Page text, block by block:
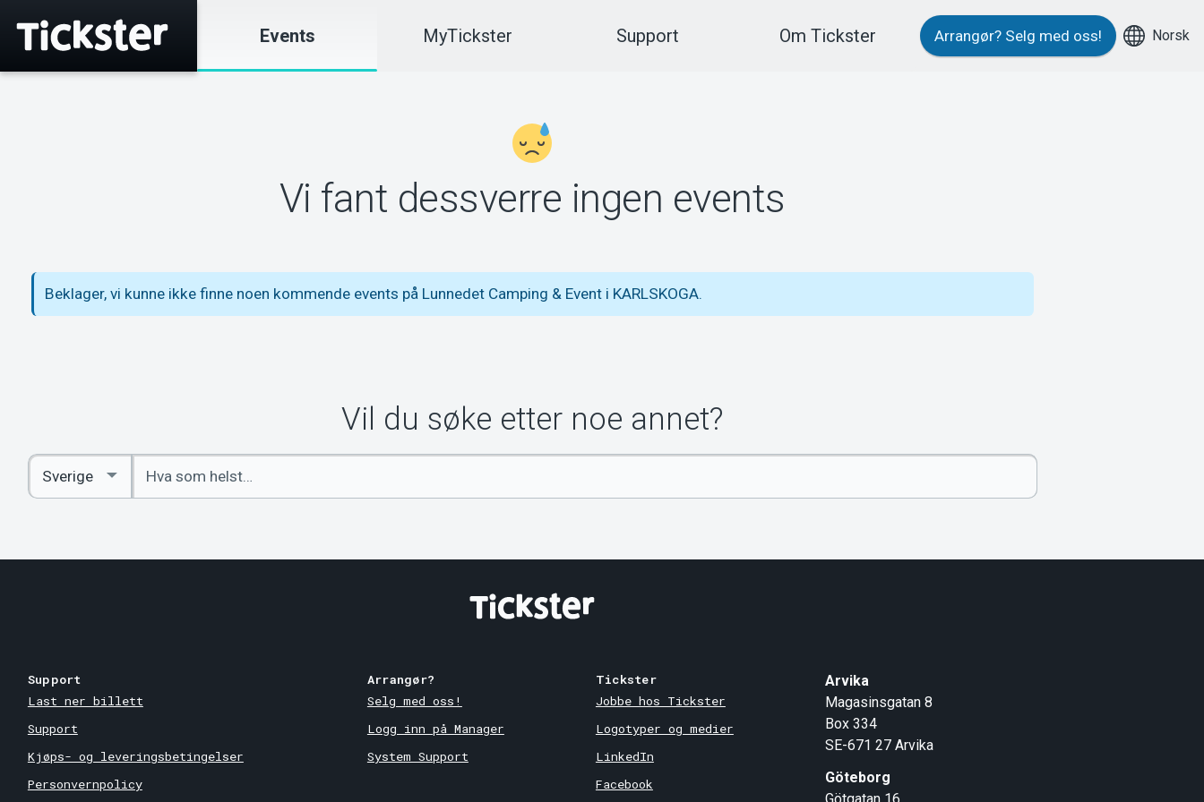
Events MyTickster Support Om Tickster Arrangør? Selg med oss! Norsk
Vi fant dessverre ingen events
Beklager, vi kunne ikke finne noen kommende events på Lunnedet Camping & Event i KARLSKOGA.
Vil du søke etter noe annet?
Angi
nøkkelord
Select
Country
Support
Last ner billett
Support
Kjøps- og leveringsbetingelser
Personvernpolicy
Arrangør?
Selg med oss!
Logg inn på Manager
System Support
Tickster
Jobbe hos Tickster
Logotyper og medier
LinkedIn
Facebook
Arvika
Magasinsgatan 8
Box 334
SE-671 27 Arvika
Göteborg